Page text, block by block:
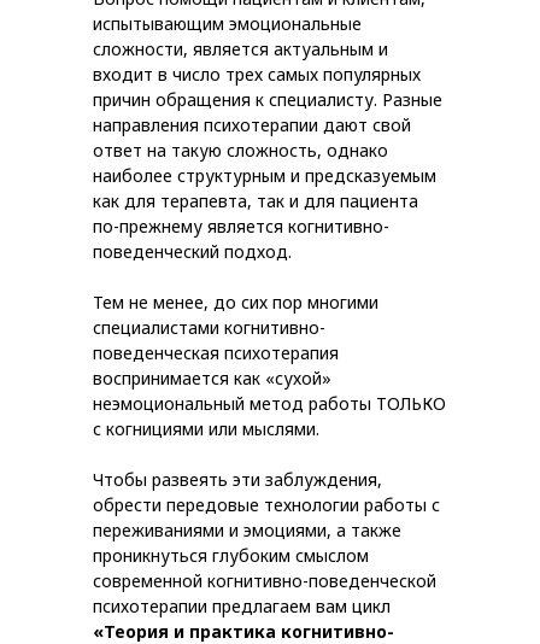
испытывающим эмоциональные
сложности, является актуальным и
входит в число трех самых популярных
причин обращения к специалисту. Разные
направления психотерапии дают свой
ответ на такую сложность, однако
наиболее структурным и предсказуемым
как для терапевта, так и для пациента
по-прежнему является когнитивно-
поведенческий подход.
Тем не менее, до сих пор многими
специалистами когнитивно-
поведенческая психотерапия
воспринимается как «сухой»
неэмоциональный метод работы ТОЛЬКО
с когнициями или мыслями.
Чтобы развеять эти заблуждения,
обрести передовые технологии работы с
переживаниями и эмоциями, а также
проникнуться глубоким смыслом
современной когнитивно-поведенческой
психотерапии предлагаем вам цикл
«Теория и практика когнитивно-